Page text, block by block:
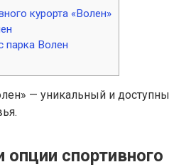
курорта «Волен»
парка Волен
— уникальный и
спортивного